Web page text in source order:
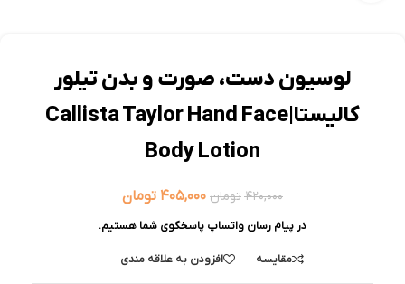
لوسیون دست، صورت و بدن تیلور
کالیستا|Callista Taylor Hand Face
Body Lotion
۴۲۰,۰۰۰ تومان ۴۰۵,۰۰۰ تومان
در پیام رسان واتساپ پاسخگوی شما هستیم.
مقایسه افزودن به علاقه مندی